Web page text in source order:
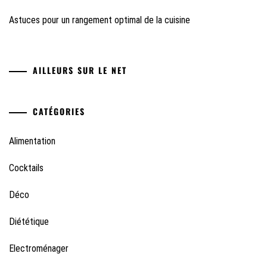
Astuces pour un rangement optimal de la cuisine
AILLEURS SUR LE NET
CATÉGORIES
Alimentation
Cocktails
Déco
Diététique
Electroménager